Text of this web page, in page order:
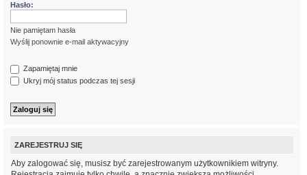
Hasło:
Nie pamiętam hasła
Wyślij ponownie e-mail aktywacyjny
Zapamiętaj mnie
Ukryj mój status podczas tej sesji
ZAREJESTRUJ SIĘ
Aby zalogować się, musisz być zarejestrowanym użytkownikiem witryny.